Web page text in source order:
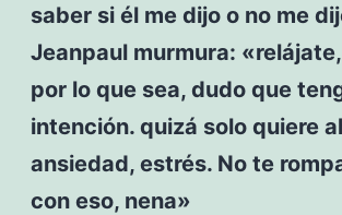
saber si él me dijo o no me
Jeanpaul murmura:
por lo que sea, dudo que
intención. quizá solo quiere
ansiedad, estrés. No te
con eso, nena»